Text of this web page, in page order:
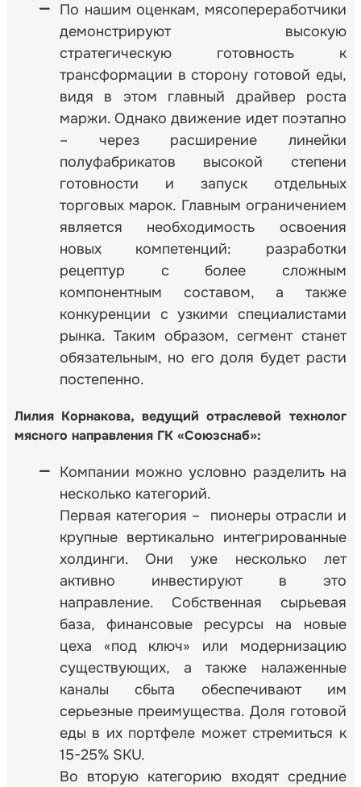
По нашим оценкам, мясопереработчики
демонстрируют высокую
стратегическую готовность к
трансформации в сторону готовой еды,
видя в этом главный драйвер роста
маржи. Однако движение идет поэтапно
– через расширение линейки
полуфабрикатов высокой степени
готовности и запуск отдельных
торговых марок. Главным ограничением
является необходимость освоения
новых компетенций: разработки
рецептур с более сложным
компонентным составом, а также
конкуренции с узкими специалистами
рынка. Таким образом, сегмент станет
обязательным, но его доля будет расти
постепенно.
Лилия Корнакова, ведущий отраслевой технолог
мясного направления ГК «Союзснаб»:
Компании можно условно разделить на
несколько категорий.
Первая категория – пионеры отрасли и
крупные вертикально интегрированные
холдинги. Они уже несколько лет
активно инвестируют в это
направление. Собственная сырьевая
база, финансовые ресурсы на новые
цеха «под ключ» или модернизацию
существующих, а также налаженные
каналы сбыта обеспечивают им
серьезные преимущества. Доля готовой
еды в их портфеле может стремиться к
15-25% SKU.
Во вторую категорию входят средние